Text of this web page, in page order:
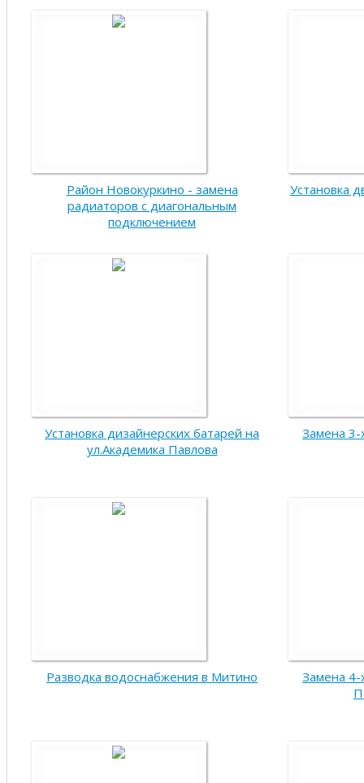
Район Новокуркино - замена
радиаторов с диагональным
подключением
Установка
Установка дизайнерских батарей на
ул.Академика Павлова
Замена 3-
Разводка водоснабжения в Митино
Замена 4-